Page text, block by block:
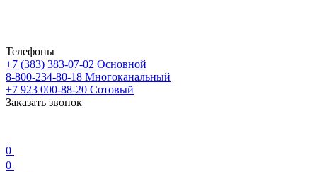
Телефоны
+7 (383) 383-07-02 Основной
8-800-234-80-18 Многоканальный
+7 923 000-88-20 Сотовый
Заказать звонок
0
0